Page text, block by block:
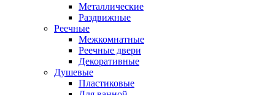
Металлические
Раздвижные
Реечные
Межкомнатные
Реечные двери
Декоративные
Душевые
Пластиковые